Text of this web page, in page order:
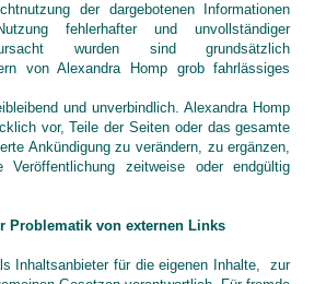
der dargebotenen Informationen
fehlerhafter und unvollständiger
wurden sind grundsätzlich
von Alexandra Homp grob fahrlässiges
und unverbindlich. Alexandra Homp
vor, Teile der Seiten oder das gesamte
Ankündigung zu verändern, zu ergänzen,
zeitweise oder endgültig
Problematik von externen Links
Inhaltsanbieter für die eigenen Inhalte, zur